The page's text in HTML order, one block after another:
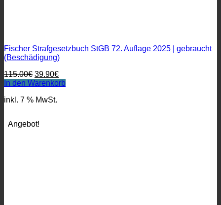
Fischer Strafgesetzbuch StGB 72. Auflage 2025 | gebraucht
(Beschädigung)
115.00€ Ursprünglicher
Preis
115.00€
39.90€Aktueller
Preis
In den Warenkorb
inkl. 7 % MwSt.
Angebot!